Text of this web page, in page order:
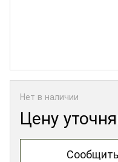
Нет в наличии
Цену